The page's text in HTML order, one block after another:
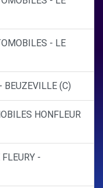
- LE
(C)
HONFLEUR
-